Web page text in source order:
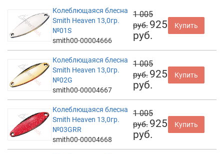
Колеблющаяся блесна
Smith Heaven 13,0гр.
№01S
smith00-00004666
1 005
руб. 925
руб.
Купить
Колеблющаяся блесна
Smith Heaven 13,0гр.
№02G
smith00-00004667
1 005
руб. 925
руб.
Купить
Колеблющаяся блесна
Smith Heaven 13,0гр.
№03GRR
smith00-00004668
1 005
руб. 925
руб.
Купить